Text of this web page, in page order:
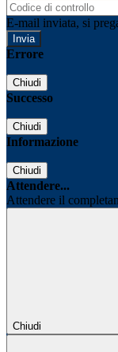
E-mail inviata, si
Errore
Chiudi
Successo
Chiudi
Informazione
Chiudi
Attendere...
Attendere il
Chiudi